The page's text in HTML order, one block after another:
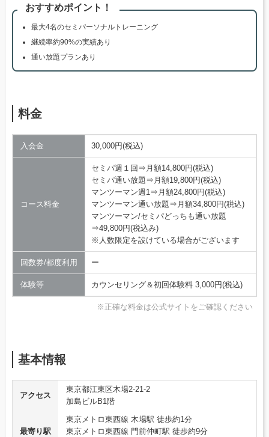
おすすめポイント！
最大4名のセミパーソナルトレーニング
継続率約90%の実績あり
通い放題プランあり
料金
入会金 30,000円(税込)
コース料金
セミパ週１回⇒月額14,800円(税込)
セミパ通い放題⇒月額19,800円(税込)
マンツーマン週1⇒月額24,800円(税込)
マンツーマン通い放題⇒月額34,800円(税込)
マンツーマン/セミパどっちも通い放題
⇒49,800円(税込み)
※人数限定を設けている場合がございます
回数券/都度利用 ー
体験等 カウンセリング＆初回体験料 3,000円(税込)
※正確な料金は公式サイトをご確認ください
基本情報
アクセス
東京都江東区木場2-21-2
加島ビルB1階
最寄り駅
東京メトロ東西線 木場駅 徒歩約1分
東京メトロ東西線 門前仲町駅 徒歩約9分